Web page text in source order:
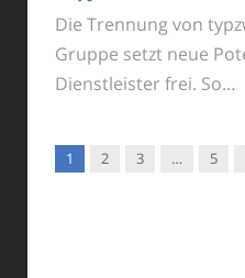
Die Trennung von
Gruppe setzt neue
Dienstleister frei. So…
1 2 3 … 5